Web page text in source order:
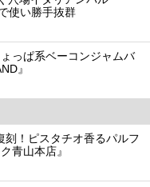
使い勝手抜群
っぱ系ベーコンジャムバ
』
！ピスタチオ香るパルフ
青山本店』